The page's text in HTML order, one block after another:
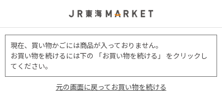
現在、買い物かごには商品が入っておりません。
お買い物を続けるには下の 「お買い物を続ける」 をクリックし
てください。
元の画面に戻ってお買い物を続ける